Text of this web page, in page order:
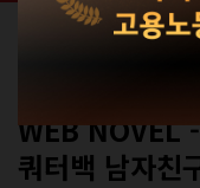
WEB NOVEL
쿼터백 남자친